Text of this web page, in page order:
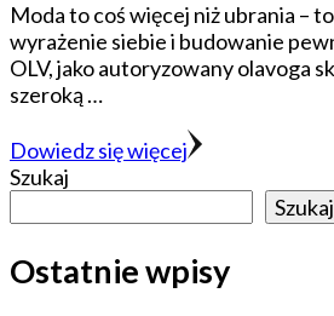
Moda to coś więcej niż ubrania –
wyrażenie siebie i budowanie
OLV, jako autoryzowany olavoga
szeroką …
Dowiedz się więcej
Szukaj
Szukaj
Ostatnie wpisy